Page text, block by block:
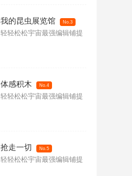
我的昆虫展览馆 No.3
轻轻松松宇宙最强编辑铺提
体感积木 No.4
轻轻松松宇宙最强编辑铺提
抢走一切 No.5
轻轻松松宇宙最强编辑铺提